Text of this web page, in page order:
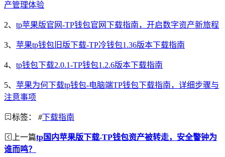
产管理体验
2、 tp苹果版官网-TP钱包官网下载指南，开启数字资产新旅程
3、 苹果tp钱包旧版下载-TP冷钱包1.36版本下载指南
4、 tp钱包下载2.0.1-TP钱包1.2.6版本下载指南
5、 苹果为何下载tp钱包-电脑端TP钱包下载指南，详细步骤与
注意事项
标签： #下载指南
上一篇tp国内苹果版下载-TP钱包资产被转走，安全警钟为
谁而鸣？